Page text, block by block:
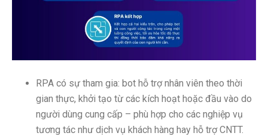
RPA có sự tham gia: bot hỗ trợ nhân viên theo thời
gian thực, khởi tạo từ các kích hoạt hoặc đầu vào do
người dùng cung cấp – phù hợp cho các nghiệp vụ
tương tác như dịch vụ khách hàng hay hỗ trợ CNTT.